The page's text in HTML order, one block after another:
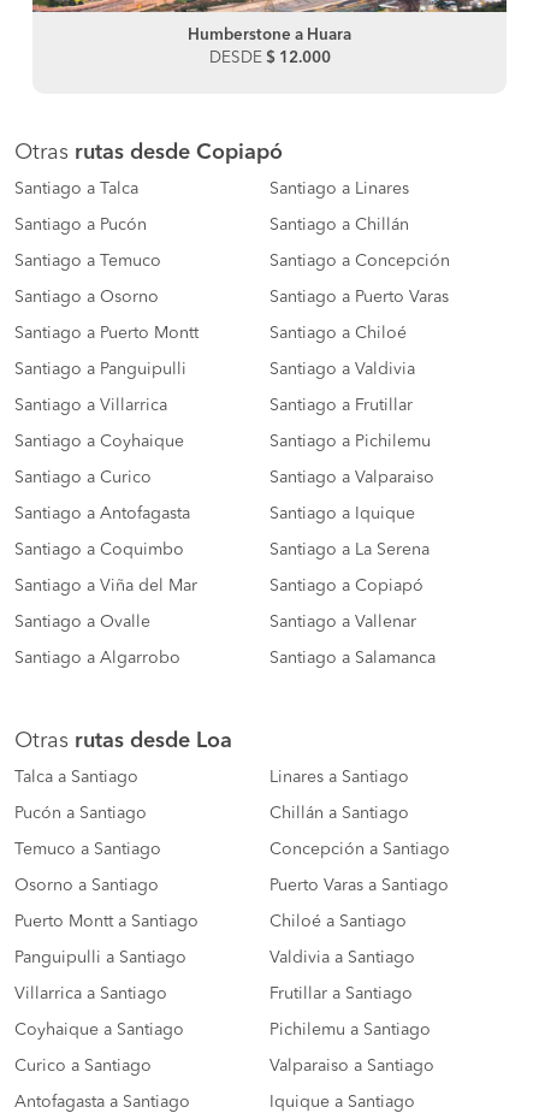
Humberstone a Huara
DESDE $ 12.000
Otras rutas desde Copiapó
Santiago a Talca Santiago a Linares
Santiago a Pucón Santiago a Chillán
Santiago a Temuco Santiago a Concepción
Santiago a Osorno Santiago a Puerto Varas
Santiago a Puerto Montt Santiago a Chiloé
Santiago a Panguipulli Santiago a Valdivia
Santiago a Villarrica Santiago a Frutillar
Santiago a Coyhaique Santiago a Pichilemu
Santiago a Curico Santiago a Valparaiso
Santiago a Antofagasta Santiago a Iquique
Santiago a Coquimbo Santiago a La Serena
Santiago a Viña del Mar Santiago a Copiapó
Santiago a Ovalle Santiago a Vallenar
Santiago a Algarrobo Santiago a Salamanca
Otras rutas desde Loa
Talca a Santiago Linares a Santiago
Pucón a Santiago Chillán a Santiago
Temuco a Santiago Concepción a Santiago
Osorno a Santiago Puerto Varas a Santiago
Puerto Montt a Santiago Chiloé a Santiago
Panguipulli a Santiago Valdivia a Santiago
Villarrica a Santiago Frutillar a Santiago
Coyhaique a Santiago Pichilemu a Santiago
Curico a Santiago Valparaiso a Santiago
Antofagasta a Santiago Iquique a Santiago